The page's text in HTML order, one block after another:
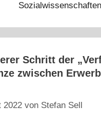
Sozialwissenschaften
Schritt der
zwischen
2022 von Stefan Sell